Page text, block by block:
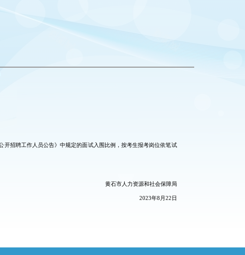
招聘工作人员公告》中规定的面试入围比例，按考生报考岗位依笔试
黄石市人力资源和社会保障局
2023年8月22日